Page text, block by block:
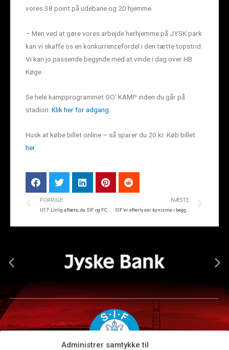
Administrer samtykke til
vores 38 point på udebane og 20 hjemme.
– Men ved at gøre vores arbejde herhjemme på JYSK park
kan vi skaffe os en konkurrencefordel i den tætte topstrid.
Vi kan jo passende begynde med at vinde i dag over HB
Køge.
Se hele kampprogrammet GO’ KAMP inden du går på
stadion. Klik her for adgang.
Husk at købe billet online – så sparer du 20 kr. Køb billet
her.
FORRIGE NÆSTE